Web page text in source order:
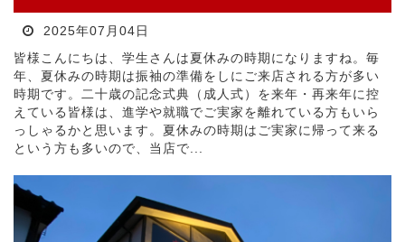
2025年07月04日
皆様こんにちは、学生さんは夏休みの時期になりますね。毎
年、夏休みの時期は振袖の準備をしにご来店される方が多い
時期です。二十歳の記念式典（成人式）を来年・再来年に控
えている皆様は、進学や就職でご実家を離れている方もいら
っしゃるかと思います。夏休みの時期はご実家に帰って来る
という方も多いので、当店で...